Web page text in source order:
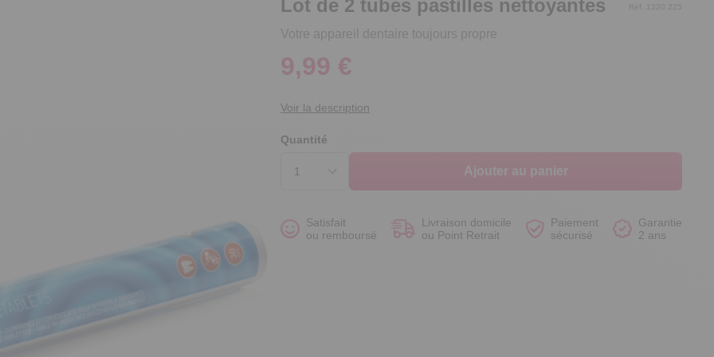
Lot de 2 tubes pastilles nettoyantes
Votre appareil dentaire toujours propre
Réf. 1320.225
9,99 €
Voir la description
Quantité
Ajouter au panier
Satisfait
ou remboursé
Livraison domicile
ou Point Retrait
Paiement
sécurisé
Garantie
2 ans